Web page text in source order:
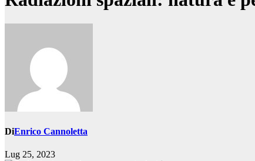
DiEnrico Cannoletta
Lug 25, 2023